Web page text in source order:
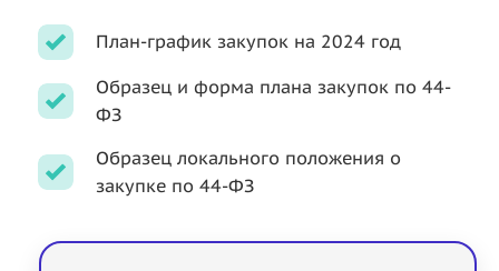
План-график закупок на 2024 год
Образец и форма плана закупок по 44-
ФЗ
Образец локального положения о
закупке по 44-ФЗ